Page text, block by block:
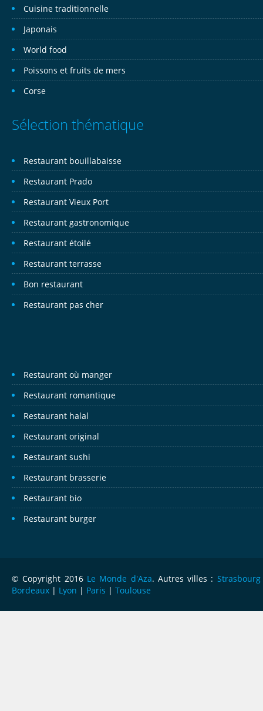
Cuisine traditionnelle
Japonais
World food
Poissons et fruits de mers
Corse
Sélection thématique
Restaurant bouillabaisse
Restaurant Prado
Restaurant Vieux Port
Restaurant gastronomique
Restaurant étoilé
Restaurant terrasse
Bon restaurant
Restaurant pas cher
Restaurant où manger
Restaurant romantique
Restaurant halal
Restaurant original
Restaurant sushi
Restaurant brasserie
Restaurant bio
Restaurant burger
© Copyright 2016 Le Monde d'Aza. Autres villes : Strasbourg
Bordeaux | Lyon | Paris | Toulouse